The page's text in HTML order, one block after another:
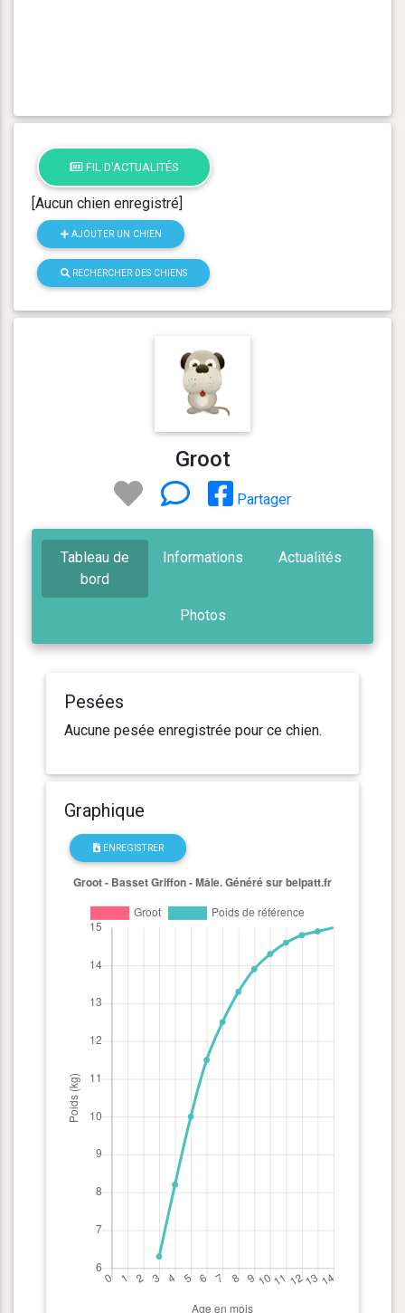
FIL D'ACTUALITÉS
[Aucun chien enregistré]
AJOUTER UN CHIEN
RECHERCHER DES CHIENS
Groot
Partager
Tableau de
bord
Informations Actualités
Photos
Pesées
Aucune pesée enregistrée pour ce chien.
Graphique
ENREGISTRER